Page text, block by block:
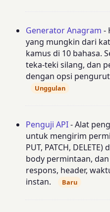
Generator Anagram -
yang mungkin dari
kamus di 10 bahasa.
teka-teki silang, dan
dengan opsi
Unggulan
Penguji API- Alat
untuk mengirim
PUT, PATCH,
body permintaan,
respons, header,
instan.
Baru